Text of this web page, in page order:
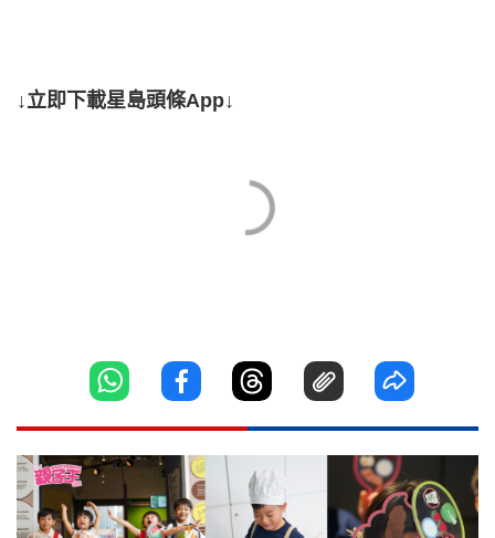
↓立即下載星島頭條App↓